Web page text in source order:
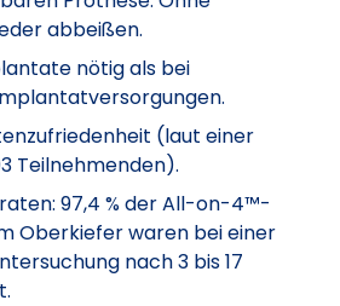
abbeißen.
nötig als bei
(laut einer
Teilnehmenden).
97,4 % der All-on-4™-
Oberkiefer waren bei einer
nach 3 bis 17